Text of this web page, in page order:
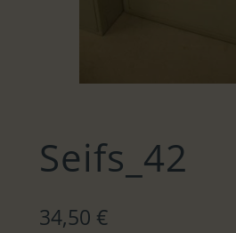
Seifs_42
34,50 €